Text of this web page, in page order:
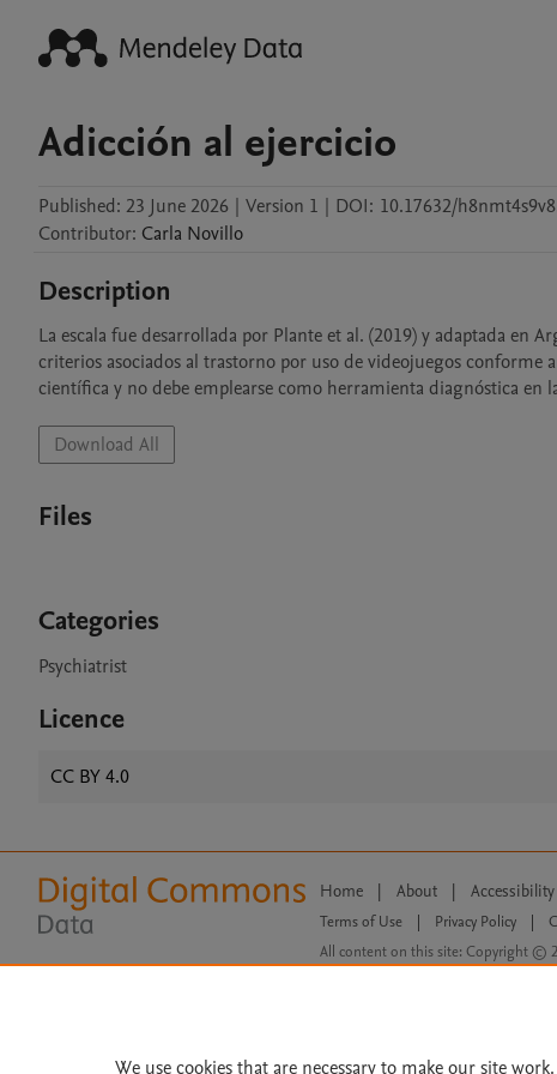
Adicción al ejercicio
Published: 23 June 2026 | Version 1 | DOI: 10.17632/
Contributor: Carla Novillo
Description
La escala fue desarrollada por Plante et al. (2019) y adaptada en
criterios asociados al trastorno por uso de videojuegos
científica y no debe emplearse como herramienta diagnóstica en
Download All
Files
Categories
Psychiatrist
Licence
CC BY 4.0
Home | About |
Terms of Use Privacy Policy
All content on this site: Copyright ©
open access content, the Creative
We use cookies that are necessary to make our site